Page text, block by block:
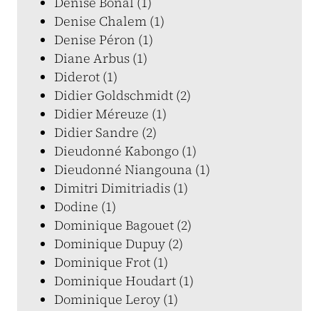
Denise Chalem (1)
Denise Péron (1)
Diane Arbus (1)
Diderot (1)
Didier Goldschmidt (2)
Didier Méreuze (1)
Didier Sandre (2)
Dieudonné Kabongo (1)
Dieudonné Niangouna (1)
Dimitri Dimitriadis (1)
Dodine (1)
Dominique Bagouet (2)
Dominique Dupuy (2)
Dominique Frot (1)
Dominique Houdart (1)
Dominique Leroy (1)